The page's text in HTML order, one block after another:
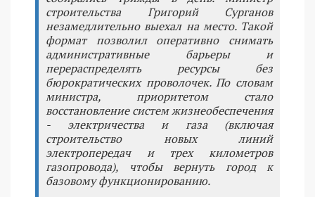
строительства Григорий Сурганов
незамедлительно выехал на место. Такой
формат позволил оперативно снимать
административные барьеры и
перераспределять ресурсы без
бюрократических проволочек. По словам
министра, приоритетом стало
восстановление систем жизнеобеспечения
- электричества и газа (включая
строительство новых линий
электропередач и трех километров
газопровода), чтобы вернуть город к
базовому функционированию.